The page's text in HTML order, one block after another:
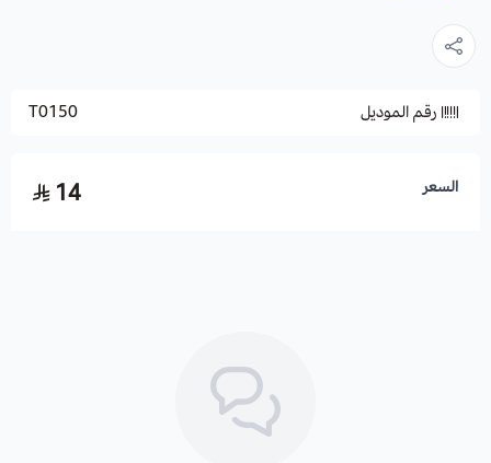
أسماء أخرى: الخيزران الحديدي أو خيزران كالكوتا
رقم الموديل T0150
السعر 14